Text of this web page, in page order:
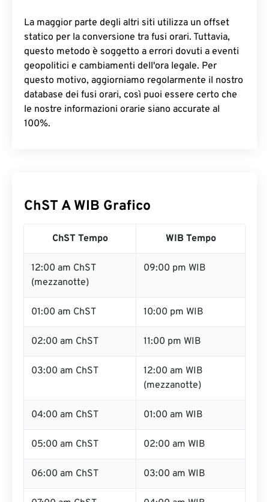
La maggior parte degli altri siti utilizza un offset
statico per la conversione tra fusi orari. Tuttavia,
questo metodo è soggetto a errori dovuti a eventi
geopolitici e cambiamenti dell'ora legale. Per
questo motivo, aggiorniamo regolarmente il nostro
database dei fusi orari, così puoi essere certo che
le nostre informazioni orarie siano accurate al
100%.
ChST A WIB Grafico
ChST Tempo WIB Tempo
12:00 am ChST
(mezzanotte)
09:00 pm WIB
01:00 am ChST 10:00 pm WIB
02:00 am ChST 11:00 pm WIB
03:00 am ChST
12:00 am WIB
(mezzanotte)
04:00 am ChST 01:00 am WIB
05:00 am ChST 02:00 am WIB
06:00 am ChST 03:00 am WIB